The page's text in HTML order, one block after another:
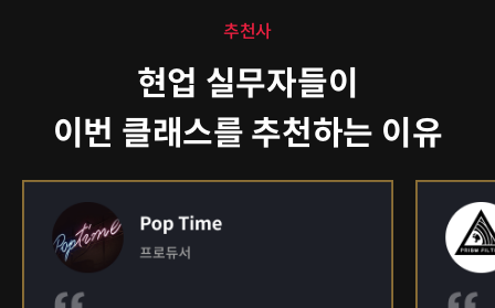
추천사
현업 실무자들이
이번 클래스를 추천하는 이유